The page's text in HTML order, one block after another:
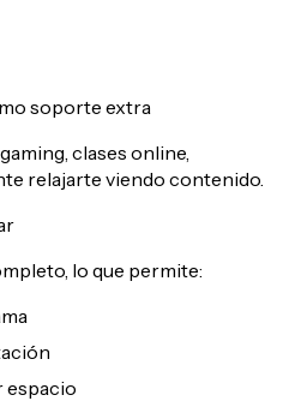
soporte extra
clases online,
relajarte viendo contenido.
lo que permite:
espacio